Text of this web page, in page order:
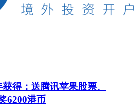
得：送腾讯苹果股票、
6200港币